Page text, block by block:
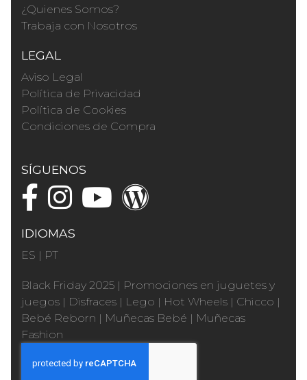
¿Quienes Somos?
Trabaja con Nosotros
LEGAL
Aviso Legal
Política de Privacidad
Política de Cookies
Condiciones de Compra
SÍGUENOS
IDIOMAS
ES | PT
Black Friday 2025 | Promociones en juguetes y
juegos | Disfraces | Lego | Hot Wheels | Chicco |
Bebé Reborn | Muñecas Bebé | Muñecas
Fashion